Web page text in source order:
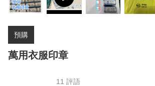
預購
萬用衣服印章
11 評語